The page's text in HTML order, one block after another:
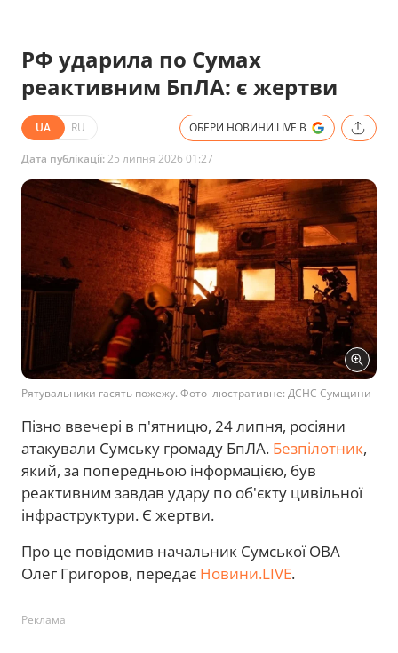
РФ ударила по Сумах
реактивним БпЛА: є жертви
UA RU ОБЕРИ НОВИНИ.LIVE В
Дата публікації:25 липня 2026 01:27
Рятувальники гасять пожежу. Фото ілюстративне: ДСНС Сумщини
Пізно ввечері в п'ятницю, 24 липня, росіяни
атакували Сумську громаду БпЛА. Безпілотник,
який, за попередньою інформацією, був
реактивним завдав удару по об'єкту цивільної
інфраструктури. Є жертви.
Про це повідомив начальник Сумської ОВА
Олег Григоров, передає Новини.LIVE.
Реклама